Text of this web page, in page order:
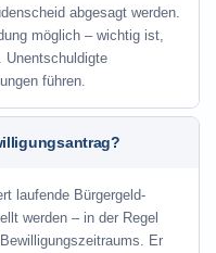
abgesagt werden.
möglich – wichtig ist,
Unentschuldigte
führen.
laufende Bürgergeld-
werden – in der Regel
Er